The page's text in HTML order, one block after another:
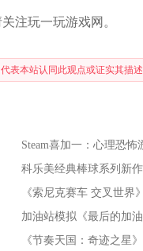
注玩一玩游戏网。
表本站认同此观点或证实其描述